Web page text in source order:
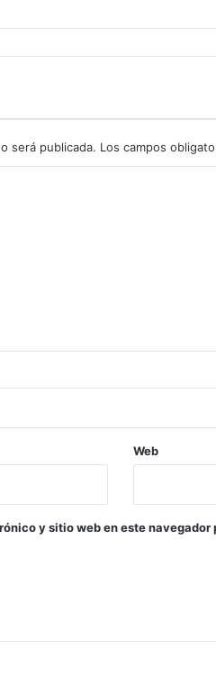
será publicada. Los campos
Web
y sitio web en este navegador